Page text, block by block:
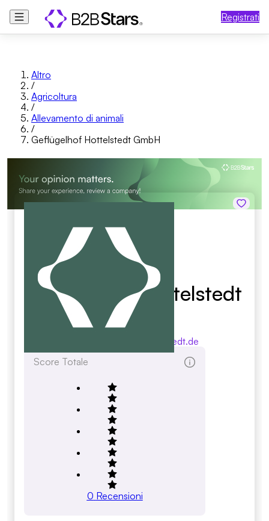
Registrati
Altro
/
Agricoltura
/
Allevamento di animali
/
Geflügelhof Hottelstedt GmbH
Geflügelhof Hottelstedt
GmbH
gefluegelhof-hottelstedt.de
Score Totale
0 Recensioni